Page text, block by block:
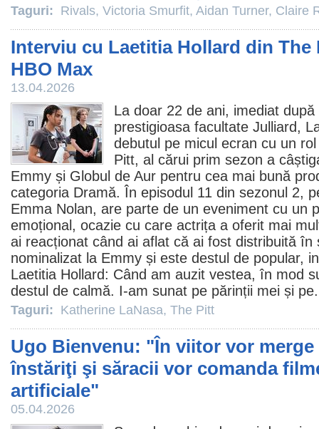
Taguri: Rivals, Victoria Smurfit, Aidan Turner, Claire
Interviu cu Laetitia Hollard din The
HBO Max
13.04.2026
La doar 22 de ani, imediat
prestigioasa facultate Julliard,
debutul pe micul ecran cu un
Pitt, al cărui prim sezon a
Emmy și Globul de Aur pentru cea mai bună
categoria Dramă. În episodul 11 din sezonul 2,
Emma Nolan, are parte de un eveniment cu un
emoțional, ocazie cu care actrița a oferit mai
ai reacționat când ai aflat că ai fost distribuită în
nominalizat la Emmy și este destul de popular,
Laetitia Hollard: Când am auzit vestea, în mod
destul de calmă. I-am sunat pe părinții mei și
Taguri: Katherine LaNasa, The Pitt
Ugo Bienvenu: "În viitor vor merge
înstăriţi şi săracii vor comanda
artificiale"
05.04.2026